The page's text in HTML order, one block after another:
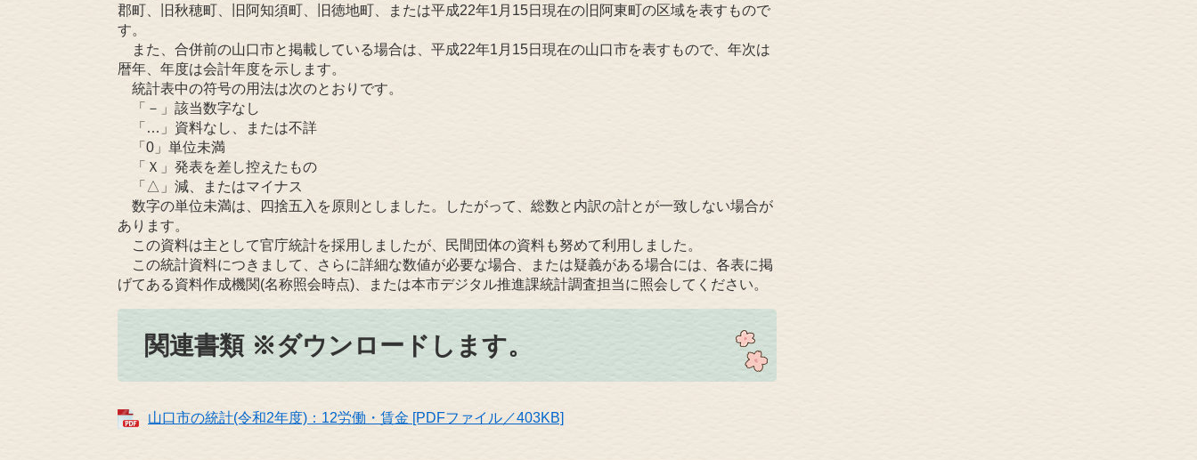
郡町、旧秋穂町、旧阿知須町、旧徳地町、または平成22年1月15日現在の旧阿東町の区域を表すもので
す。
また、合併前の山口市と掲載している場合は、平成22年1月15日現在の山口市を表すもので、年次は
暦年、年度は会計年度を示します。
統計表中の符号の用法は次のとおりです。
「－」該当数字なし
「…」資料なし、または不詳
「0」単位未満
「Ｘ」発表を差し控えたもの
「△」減、またはマイナス
数字の単位未満は、四捨五入を原則としました。したがって、総数と内訳の計とが一致しない場合が
あります。
この資料は主として官庁統計を採用しましたが、民間団体の資料も努めて利用しました。
この統計資料につきまして、さらに詳細な数値が必要な場合、または疑義がある場合には、各表に掲
げてある資料作成機関(名称照会時点)、または本市デジタル推進課統計調査担当に照会してください。
関連書類 ※ダウンロードします。
山口市の統計(令和2年度)：12労働・賃金 [PDFファイル／403KB]